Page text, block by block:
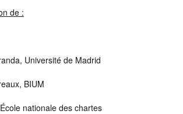
de :
, Université de Madrid
, BIUM
École nationale des chartes